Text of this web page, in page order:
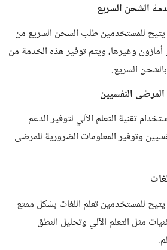
للمستخدمين طلب الشحن السريع من
أمازون وغيرها، ويتم توفير هذه الخدمة من
السريع.
تقنية التعلم الآلي لتوفير الدعم
وتوفير المعلومات الضرورية للمرضى
للمستخدمين تعلم اللغات بشكل ممتع
مثل التعلم الآلي وتحليل النطق